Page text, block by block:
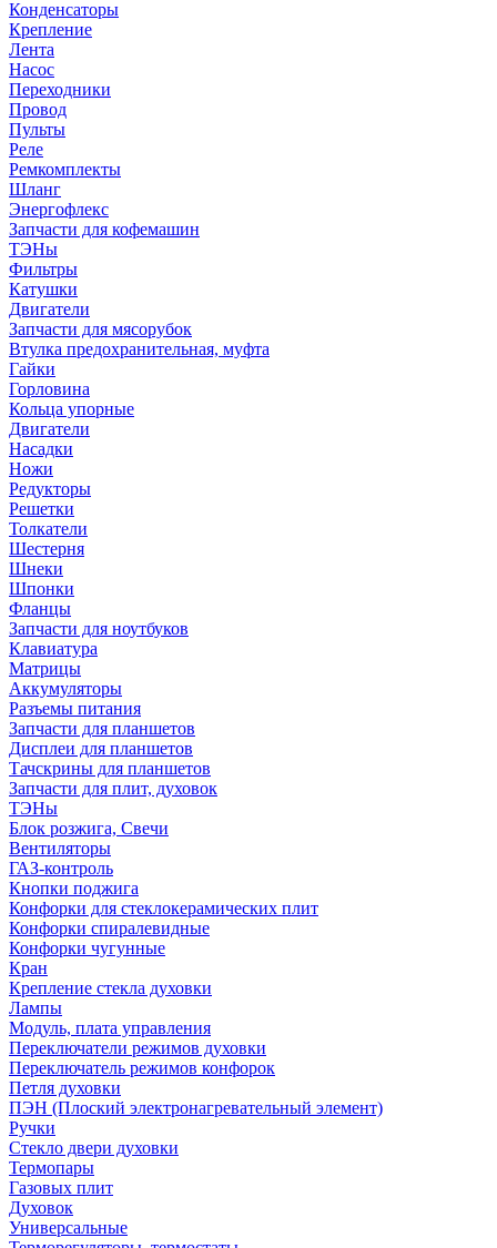
Конденсаторы
Крепление
Лента
Насос
Переходники
Провод
Пульты
Реле
Ремкомплекты
Шланг
Энергофлекс
Запчасти для кофемашин
ТЭНы
Фильтры
Катушки
Двигатели
Запчасти для мясорубок
Втулка предохранительная, муфта
Гайки
Горловина
Кольца упорные
Двигатели
Насадки
Ножи
Редукторы
Решетки
Толкатели
Шестерня
Шнеки
Шпонки
Фланцы
Запчасти для ноутбуков
Клавиатура
Матрицы
Аккумуляторы
Разъемы питания
Запчасти для планшетов
Дисплеи для планшетов
Тачскрины для планшетов
Запчасти для плит, духовок
ТЭНы
Блок розжига, Свечи
Вентиляторы
ГАЗ-контроль
Кнопки поджига
Конфорки для стеклокерамических плит
Конфорки спиралевидные
Конфорки чугунные
Кран
Крепление стекла духовки
Лампы
Модуль, плата управления
Переключатели режимов духовки
Переключатель режимов конфорок
Петля духовки
ПЭН (Плоский электронагревательный элемент)
Ручки
Стекло двери духовки
Термопары
Газовых плит
Духовок
Универсальные